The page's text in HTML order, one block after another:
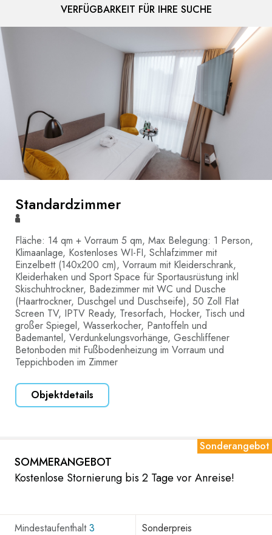
VERFÜGBARKEIT FÜR IHRE SUCHE
Standardzimmer
Fläche: 14 qm + Vorraum 5 qm, Max Belegung: 1 Person,
Klimaanlage, Kostenloses WI-FI, Schlafzimmer mit
Einzelbett (140x200 cm), Vorraum mit Kleiderschrank,
Kleiderhaken und Sport Space für Sportausrüstung inkl
Skischuhtrockner, Badezimmer mit WC und Dusche
(Haartrockner, Duschgel und Duschseife), 50 Zoll Flat
Screen TV, IPTV Ready, Tresorfach, Hocker, Tisch und
großer Spiegel, Wasserkocher, Pantoffeln und
Bademantel, Verdunkelungsvorhänge, Geschliffener
Betonboden mit Fußbodenheizung im Vorraum und
Teppichboden im Zimmer
Objektdetails
SOMMERANGEBOT
Sonderangebot
Kostenlose Stornierung bis 2 Tage vor Anreise!
Mindestaufenthalt3
Sonderpreis